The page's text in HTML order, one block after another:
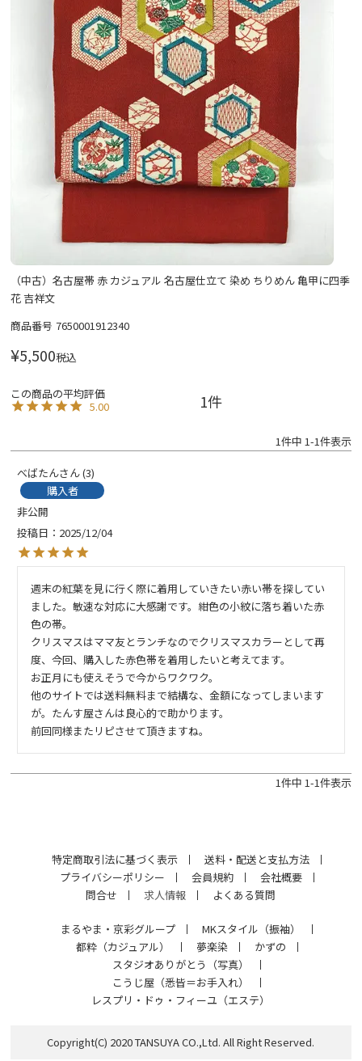
（中古）名古屋帯 赤 カジュアル 名古屋仕立て 染め ちりめん 亀甲に四季
花 吉祥文
商品番号 7650001912340
¥5,500税込
5.00 1
1件中 1-1件表示
べばたん
3
購入者
非公開
投稿日
2025/12/04
週末の紅葉を見に行く際に着用していきたい赤い帯を探してい
ました。敏速な対応に大感謝です。紺色の小紋に落ち着いた赤
色の帯。
クリスマスはママ友とランチなのでクリスマスカラーとして再
度、今回、購入した赤色帯を着用したいと考えてます。
お正月にも使えそうで今からワクワク。
他のサイトでは送料無料まで結構な、金額になってしまいます
が。たんす屋さんは良心的で助かります。
前回同様またリピさせて頂きますね。
1件中 1-1件表示
特定商取引法に基づく表示
送料・配送と支払方法
プライバシーポリシー
会員規約
会社概要
問合せ
求人情報 よくある質問
まるやま・京彩グループ
MKスタイル（振袖）
都粋（カジュアル）
夢楽染
かずの
スタジオありがとう（写真）
こうじ屋（悉皆＝お手入れ）
レスプリ・ドゥ・フィーユ（エステ）
Copyright(C) 2020 TANSUYA CO.,Ltd. All Right Reserved.